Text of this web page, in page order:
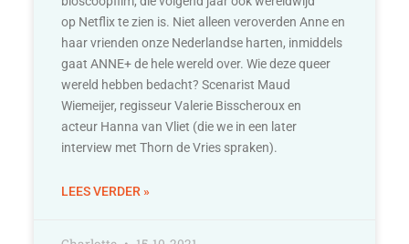
op Netflix te zien is. Niet alleen veroverden Anne en
haar vrienden onze Nederlandse harten, inmiddels
gaat ANNE+ de hele wereld over. Wie deze queer
wereld hebben bedacht? Scenarist Maud
Wiemeijer, regisseur Valerie Bisscheroux en
acteur Hanna van Vliet (die we in een later
interview met Thorn de Vries spraken).
LEES VERDER »